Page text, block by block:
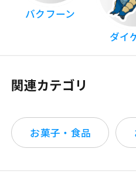
バクフーン
ダイ
関連カテゴリ
お菓子・食品